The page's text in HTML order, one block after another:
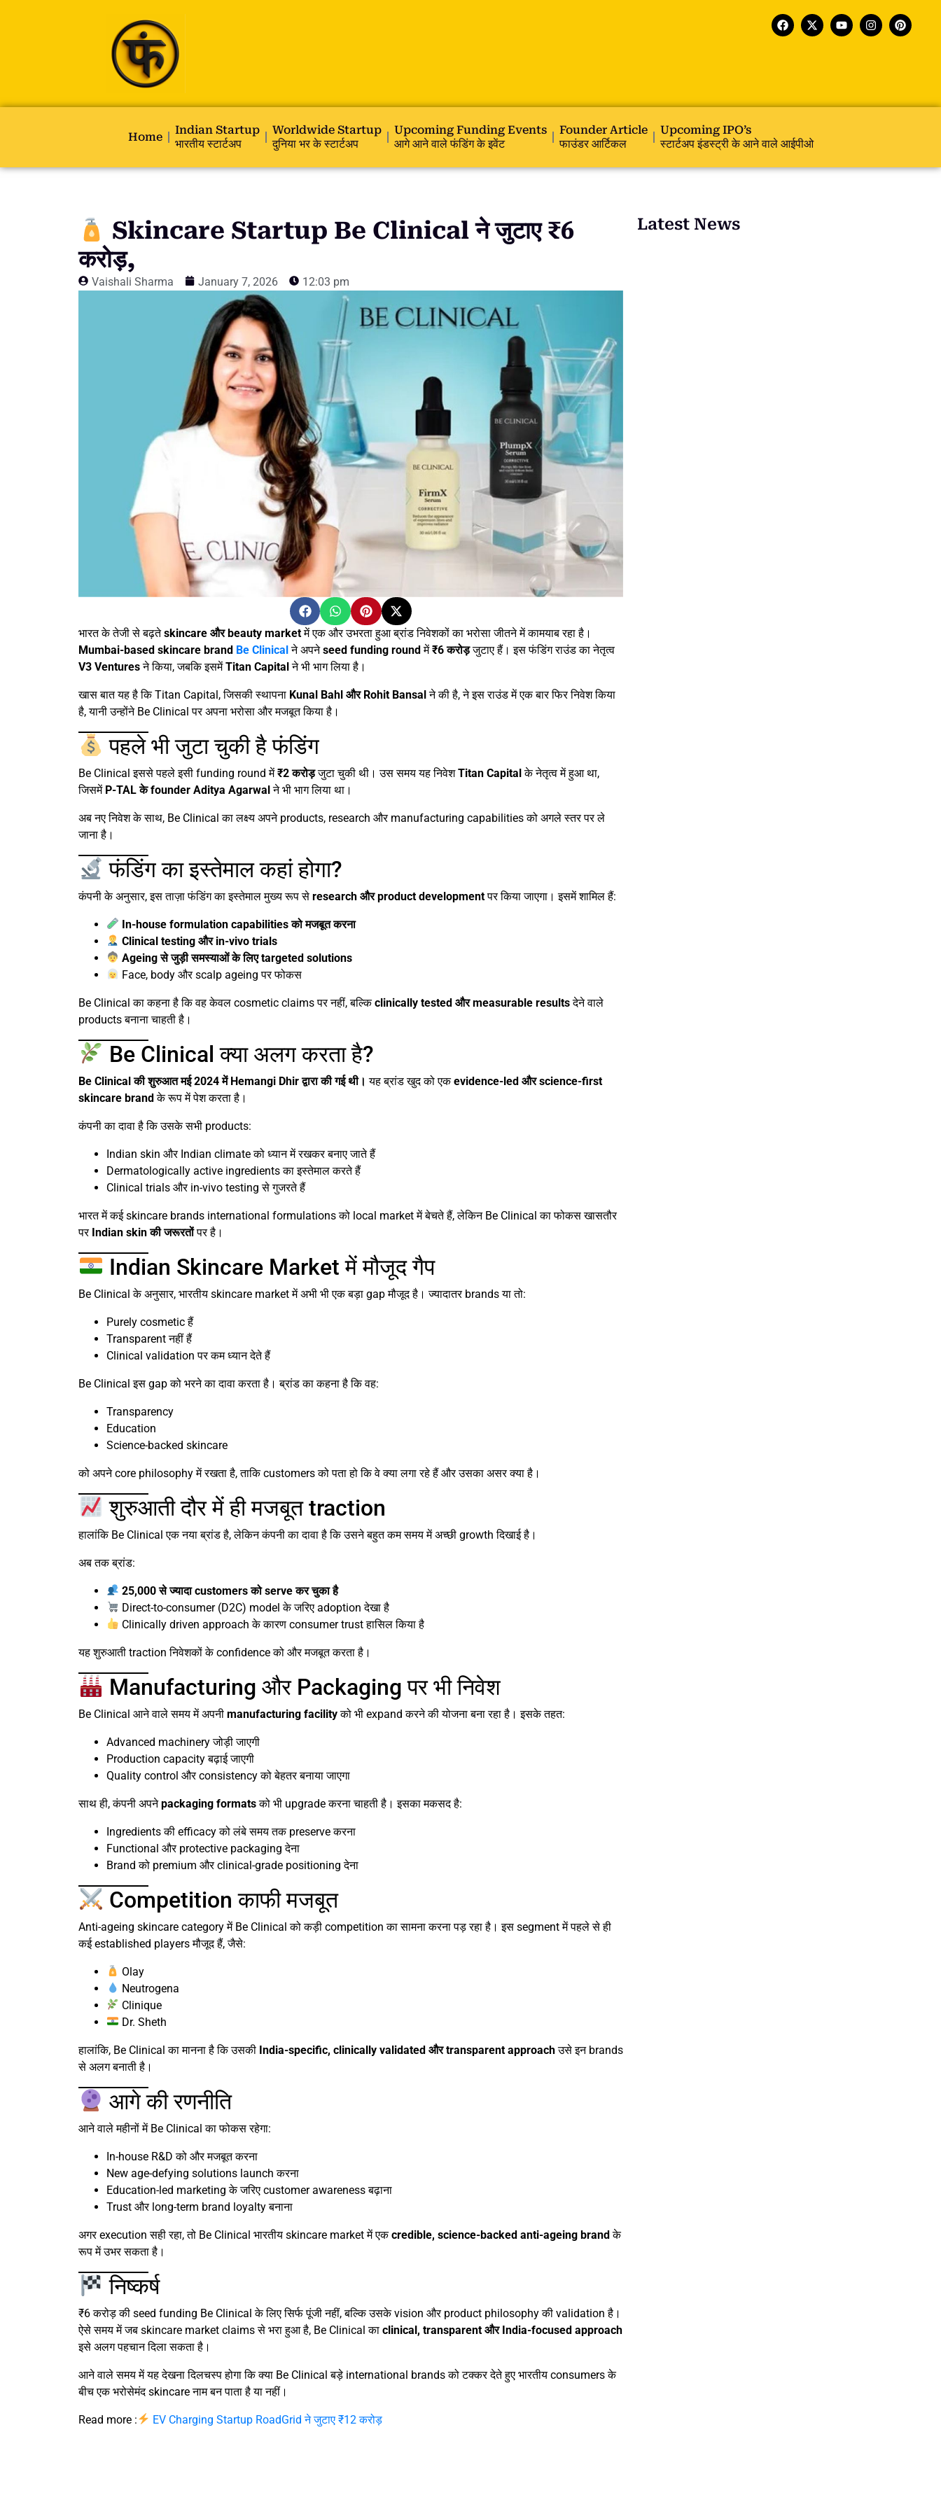
Home
Indian Startup
भारतीय स्टार्टअप
Worldwide Startup
दुनिया भर के स्टार्टअप
Upcoming Funding Events
आगे आने वाले फंडिंग के इवेंट
Founder Article
फाउंडर आर्टिकल
Upcoming IPO’s
स्टार्टअप इंडस्ट्री के आने वाले आईपीओ
Skincare Startup Be Clinical ने जुटाए ₹6
करोड़,
Vaishali Sharma January 7, 2026 12:03 pm
भारत के तेजी से बढ़तेskincare और beauty marketमें एक और उभरता हुआ ब्रांड निवेशकों का भरोसा जीतने में कामयाब रहा है।
Mumbai-based skincare brand Be Clinicalने अपनेseed funding roundमें₹6 करोड़जुटाए हैं। इस फंडिंग राउंड का नेतृत्व
V3 Venturesने किया, जबकि इसमेंTitan Capitalने भी भाग लिया है।
खास बात यह है कि Titan Capital, जिसकी स्थापना Kunal Bahl और Rohit Bansalने की है, ने इस राउंड में एक बार फिर निवेश किया
है, यानी उन्होंने Be Clinical पर अपना भरोसा और मजबूत किया है।
पहले भी जुटा चुकी है फंडिंग
Be Clinical इससे पहले इसी funding round में₹2 करोड़जुटा चुकी थी। उस समय यह निवेशTitan Capitalके नेतृत्व में हुआ था,
जिसमें P-TAL के founder Aditya Agarwalने भी भाग लिया था।
अब नए निवेश के साथ, Be Clinical का लक्ष्य अपने products, research और manufacturing capabilities को अगले स्तर पर ले
जाना है।
फंडिंग का इस्तेमाल कहां होगा?
कंपनी के अनुसार, इस ताज़ा फंडिंग का इस्तेमाल मुख्य रूप से research और product developmentपर किया जाएगा। इसमें शामिल हैं:
In-house formulation capabilities को मजबूत करना
Clinical testing और in-vivo trials
Ageing से जुड़ी समस्याओं के लिए targeted solutions
Face, body और scalp ageing पर फोकस
Be Clinical का कहना है कि वह केवल cosmetic claims पर नहीं, बल्किclinically tested और measurable resultsदेने वाले
products बनाना चाहती है।
Be Clinical क्या अलग करता है?
Be Clinical की शुरुआत मई 2024 में Hemangi Dhir द्वारा की गई थी। यह ब्रांड खुद को एकevidence-led और science-first
skincare brandके रूप में पेश करता है।
कंपनी का दावा है कि उसके सभी products:
Indian skin और Indian climate को ध्यान में रखकर बनाए जाते हैं
Dermatologically active ingredients का इस्तेमाल करते हैं
Clinical trials और in-vivo testing से गुजरते हैं
भारत में कई skincare brands international formulations को local market में बेचते हैं, लेकिन Be Clinical का फोकस खासतौर
पर Indian skin की जरूरतोंपर है।
Indian Skincare Market में मौजूद गैप
Be Clinical के अनुसार, भारतीय skincare market में अभी भी एक बड़ा gap मौजूद है। ज्यादातर brands या तो:
Purely cosmetic हैं
Transparent नहीं हैं
Clinical validation पर कम ध्यान देते हैं
Be Clinical इस gap को भरने का दावा करता है। ब्रांड का कहना है कि वह:
Transparency
Education
Science-backed skincare
को अपने core philosophy में रखता है, ताकि customers को पता हो कि वे क्या लगा रहे हैं और उसका असर क्या है।
शुरुआती दौर में ही मजबूत traction
हालांकि Be Clinical एक नया ब्रांड है, लेकिन कंपनी का दावा है कि उसने बहुत कम समय में अच्छी growth दिखाई है।
अब तक ब्रांड:
25,000 से ज्यादा customers को serve कर चुका है
Direct-to-consumer (D2C) model के जरिए adoption देखा है
Clinically driven approach के कारण consumer trust हासिल किया है
यह शुरुआती traction निवेशकों के confidence को और मजबूत करता है।
Manufacturing और Packaging पर भी निवेश
Be Clinical आने वाले समय में अपनी manufacturing facilityको भी expand करने की योजना बना रहा है। इसके तहत:
Advanced machinery जोड़ी जाएगी
Production capacity बढ़ाई जाएगी
Quality control और consistency को बेहतर बनाया जाएगा
साथ ही, कंपनी अपनेpackaging formatsको भी upgrade करना चाहती है। इसका मकसद है:
Ingredients की efficacy को लंबे समय तक preserve करना
Functional और protective packaging देना
Brand को premium और clinical-grade positioning देना
Competition काफी मजबूत
Anti-ageing skincare category में Be Clinical को कड़ी competition का सामना करना पड़ रहा है। इस segment में पहले से ही
कई established players मौजूद हैं, जैसे:
Olay
Neutrogena
Clinique
Dr. Sheth
हालांकि, Be Clinical का मानना है कि उसकी India-specific, clinically validated और transparent approachउसे इन brands
से अलग बनाती है।
आगे की रणनीति
आने वाले महीनों में Be Clinical का फोकस रहेगा:
In-house R&D को और मजबूत करना
New age-defying solutions launch करना
Education-led marketing के जरिए customer awareness बढ़ाना
Trust और long-term brand loyalty बनाना
अगर execution सही रहा, तो Be Clinical भारतीय skincare market में एकcredible, science-backed anti-ageing brandके
रूप में उभर सकता है।
निष्कर्ष
₹6 करोड़ की seed funding Be Clinical के लिए सिर्फ पूंजी नहीं, बल्कि उसके vision और product philosophy की validation है।
ऐसे समय में जब skincare market claims से भरा हुआ है, Be Clinical का clinical, transparent और India-focused approach
इसे अलग पहचान दिला सकता है।
आने वाले समय में यह देखना दिलचस्प होगा कि क्या Be Clinical बड़े international brands को टक्कर देते हुए भारतीय consumers के
बीच एक भरोसेमंद skincare नाम बन पाता है या नहीं।
Read more : EV Charging Startup RoadGrid ने जुटाए ₹12 करोड़
Latest News